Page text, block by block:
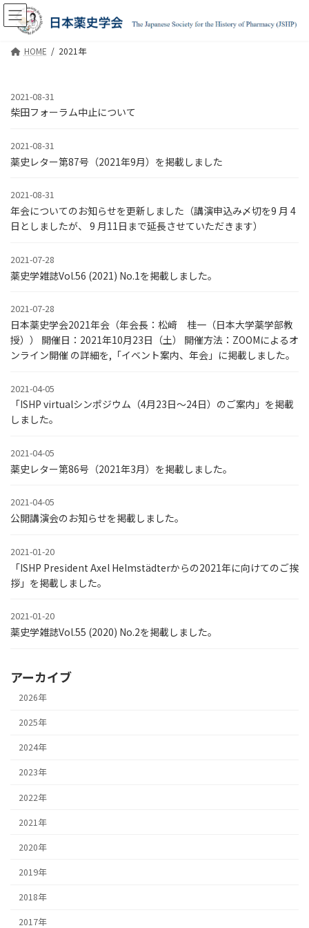
コ
ン
ナ
ビ
HOME 2021年
2021-08-31
柴田フォーラム中止について
2021-08-31
薬史レター第87号（2021年9月）を掲載しました
2021-08-31
年会についてのお知らせを更新しました（講演申込み〆切を9 月 4
日としましたが、 9 月11日まで延長させていただきます）
2021-07-28
薬史学雑誌Vol.56 (2021) No.1を掲載しました。
2021-07-28
日本薬史学会2021年会（年会長：松﨑 桂一（日本大学薬学部教
授）） 開催日：2021年10月23日（土） 開催方法：ZOOMによるオ
ンライン開催 の詳細を,「イベント案内、年会」に掲載しました。
2021-04-05
「ISHP virtualシンポジウム（4月23日～24日）のご案内」を掲載
しました。
2021-04-05
薬史レター第86号（2021年3月）を掲載しました。
2021-04-05
公開講演会のお知らせを掲載しました。
2021-01-20
「ISHP President Axel Helmstädterからの2021年に向けてのご挨
拶」を掲載しました。
2021-01-20
薬史学雑誌Vol.55 (2020) No.2を掲載しました。
アーカイブ
2026年
2025年
2024年
2023年
2022年
2021年
2020年
2019年
2018年
2017年